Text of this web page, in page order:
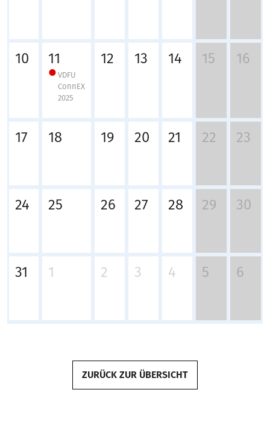
10 11
VDFU
ConnEX
2025
12 13 14 15 16
17 18 19 20 21 22 23
24 25 26 27 28 29 30
31 1 2 3 4 5 6
ZURÜCK ZUR ÜBERSICHT